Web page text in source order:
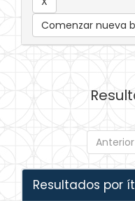
Comenzar nueva
Anterior
Resultados por